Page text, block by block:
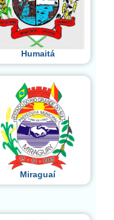
Humaitá
Miraguaí